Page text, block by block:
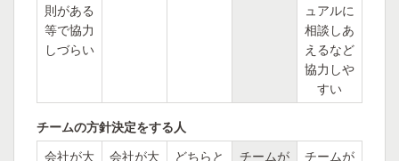
則がある
等で協力
しづらい
ュアルに
相談しあ
えるなど
協力しや
すい
チームの方針決定をする人
会社が大
会社が大 どちらと チームが チームが